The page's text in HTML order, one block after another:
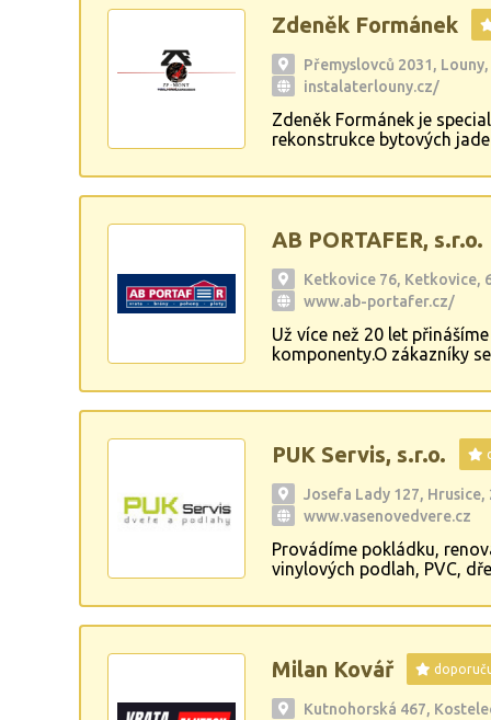
Zdeněk Formánek
Přemyslovců 2031,
instalaterlouny.cz/
Zdeněk Formánek je
rekonstrukce bytových
AB PORTAFER, s.r.o.
Ketkovice 76, Ketkovice,
www.ab-portafer.cz/
Už více než 20 let
komponenty.O zákazníky
PUK Servis, s.r.o.
Josefa Lady 127, Hrusice,
www.vasenovedvere.cz
Provádíme pokládku,
vinylových podlah, PVC,
Vzorkovna firmy- ulice
Milan Kovář
Kutnohorská 467,